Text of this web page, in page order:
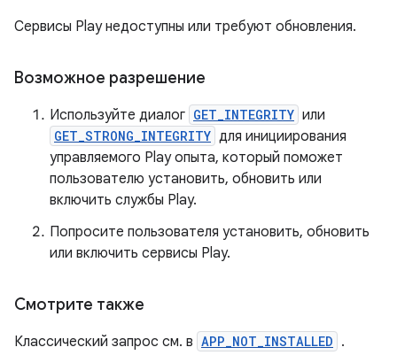
Сервисы Play недоступны или требуют обновления.
Возможное разрешение
Используйте диалог GET_INTEGRITY или
GET_STRONG_INTEGRITY для инициирования
управляемого Play опыта, который поможет
пользователю установить, обновить или
включить службы Play.
Попросите пользователя установить, обновить
или включить сервисы Play.
Смотрите также
Классический запрос см. в APP_NOT_INSTALLED .